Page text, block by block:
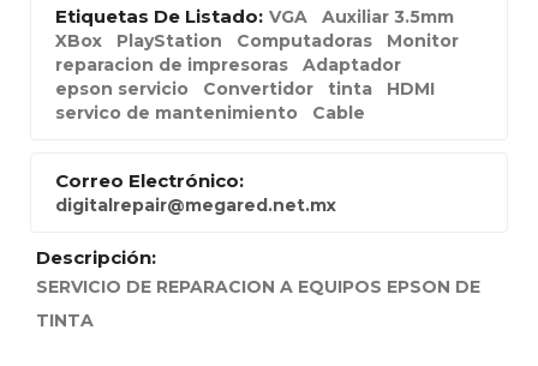
Etiquetas De Listado: VGA
Auxiliar 3.5mm
XBox
PlayStation Computadoras
Monitor
reparacion de impresoras
Adaptador
epson servicio
Convertidor tinta
HDMI
servico de mantenimiento
Cable
Correo Electrónico:
digitalrepair@megared.net.mx
Descripción:
SERVICIO DE REPARACION A EQUIPOS EPSON DE
TINTA